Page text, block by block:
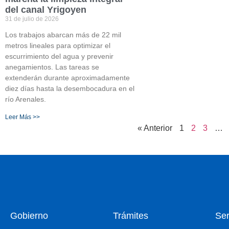
del canal Yrigoyen
31 de julio de 2026
Los trabajos abarcan más de 22 mil
metros lineales para optimizar el
escurrimiento del agua y prevenir
anegamientos. Las tareas se
extenderán durante aproximadamente
diez días hasta la desembocadura en el
río Arenales.
Leer Más >>
« Anterior 1 2 3 …
Gobierno Trámites